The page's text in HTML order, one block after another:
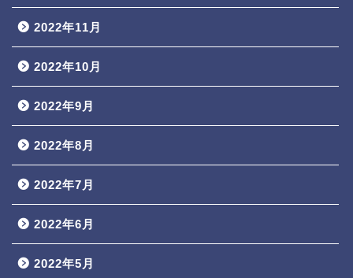
2022年11月
2022年10月
2022年9月
2022年8月
2022年7月
2022年6月
2022年5月